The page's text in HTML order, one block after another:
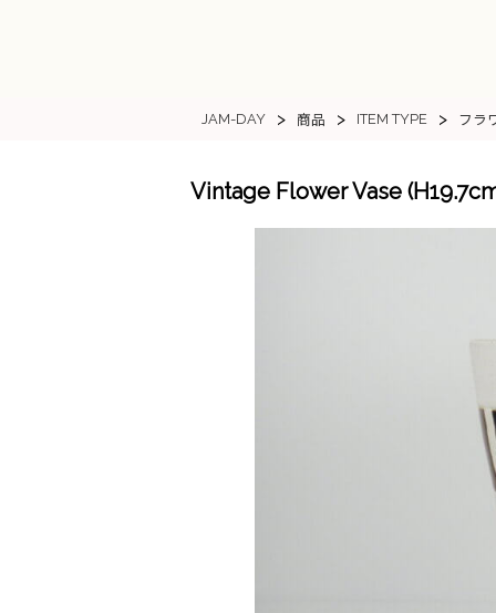
JAM-DAY > 商品 > ITEM TYPE > フラ
Vintage Flower Vase